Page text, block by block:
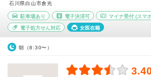
石川県白山市倉光
駐車場あり 電子決済可 マイナ受付 (スマ
電子処方せん対応 女医在籍
朝（8:30〜）